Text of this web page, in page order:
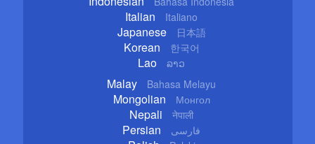
Italian Italiano
Japanese 日本語
Korean 한국어
Lao ລາວ
Malay Bahasa Melayu
Mongolian Монгол
Nepali नेपाली
Persian فارسی